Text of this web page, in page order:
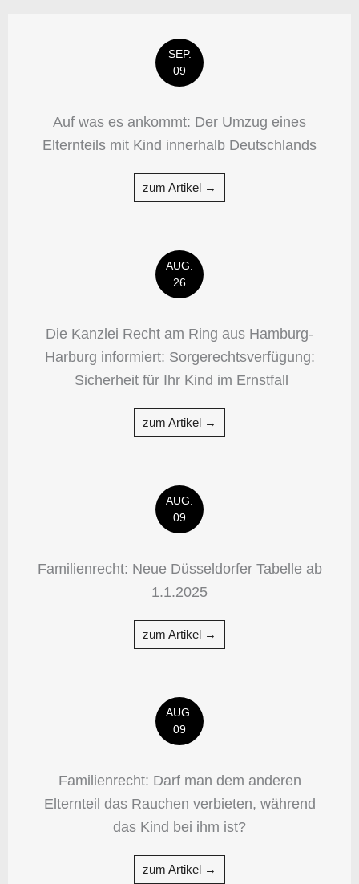
SEP.
09
Auf was es ankommt: Der Umzug eines
Elternteils mit Kind innerhalb Deutschlands
zum Artikel →
AUG.
26
Die Kanzlei Recht am Ring aus Hamburg-
Harburg informiert: Sorgerechtsverfügung:
Sicherheit für Ihr Kind im Ernstfall
zum Artikel →
AUG.
09
Familienrecht: Neue Düsseldorfer Tabelle ab
1.1.2025
zum Artikel →
AUG.
09
Familienrecht: Darf man dem anderen
Elternteil das Rauchen verbieten, während
das Kind bei ihm ist?
zum Artikel →